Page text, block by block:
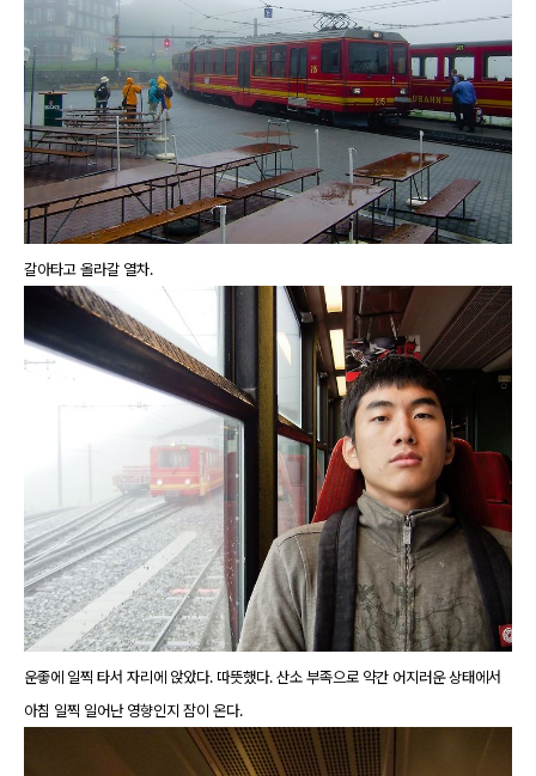
갈아타고 올라갈 열차.
운좋에 일찍 타서 자리에 앉았다. 따뜻했다. 산소 부족으로 약간 어지러운 상태에서
아침 일찍 일어난 영향인지 잠이 온다.